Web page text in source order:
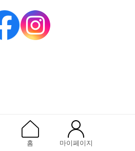
홈 마이페이지